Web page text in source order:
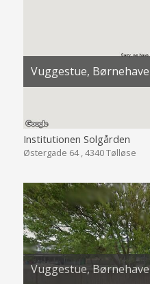
Vuggestue, Børnehave
Institutionen Solgården
Østergade 64 , 4340 Tølløse
Vuggestue, Børnehave